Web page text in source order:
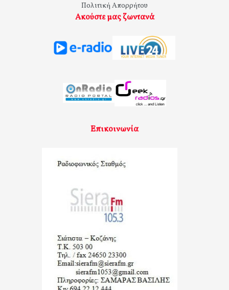
Πολιτική Απορρήτου
Ακούστε μας ζωντανά
Επικοινωνία